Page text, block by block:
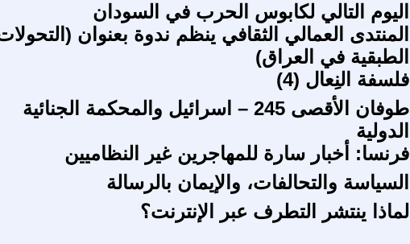
اليوم التالي لكابوس الحرب في السودان
المنتدى العمالي الثقافي ينظم ندوة بعنوان
الطبقية في العراق)
فلسفة النِعال (4)
طوفان الأقصى 245 – اسرائيل والمحكمة الجنائية
الدولية
فرنسا: أخبار سارة للمهاجرين غير النظاميين
السياسة والتحالفات، والإيمان بالرسالة
لماذا ينتشر التطرف عبر الإنترنت؟